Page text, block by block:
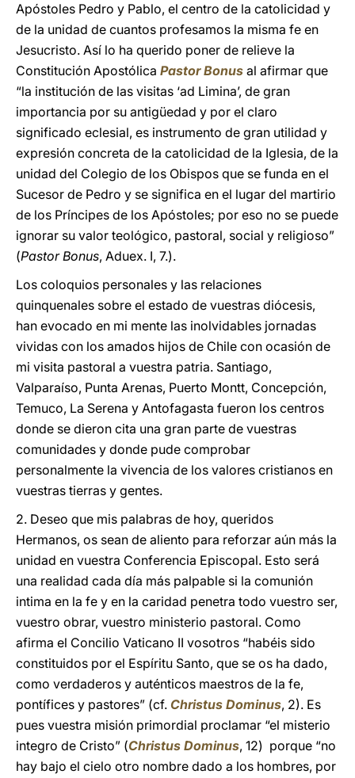
Apóstoles Pedro y Pablo, el centro de la catolicidad y
de la unidad de cuantos profesamos la misma fe en
Jesucristo. Así lo ha querido poner de relieve la
Constitución Apostólica Pastor Bonus al afirmar que
“la institución de las visitas ‘ad Limina’, de gran
importancia por su antigüedad y por el claro
significado eclesial, es instrumento de gran utilidad y
expresión concreta de la catolicidad de la Iglesia, de la
unidad del Colegio de los Obispos que se funda en el
Sucesor de Pedro y se significa en el lugar del martirio
de los Príncipes de los Apóstoles; por eso no se puede
ignorar su valor teológico, pastoral, social y religioso”
(Pastor Bonus, Aduex. I, 7.).
Los coloquios personales y las relaciones
quinquenales sobre el estado de vuestras diócesis,
han evocado en mi mente las inolvidables jornadas
vividas con los amados hijos de Chile con ocasión de
mi visita pastoral a vuestra patria. Santiago,
Valparaíso, Punta Arenas, Puerto Montt, Concepción,
Temuco, La Serena y Antofagasta fueron los centros
donde se dieron cita una gran parte de vuestras
comunidades y donde pude comprobar
personalmente la vivencia de los valores cristianos en
vuestras tierras y gentes.
2. Deseo que mis palabras de hoy, queridos
Hermanos, os sean de aliento para reforzar aún más la
unidad en vuestra Conferencia Episcopal. Esto será
una realidad cada día más palpable si la comunión
intima en la fe y en la caridad penetra todo vuestro ser,
vuestro obrar, vuestro ministerio pastoral. Como
afirma el Concilio Vaticano II vosotros “habéis sido
constituidos por el Espíritu Santo, que se os ha dado,
como verdaderos y auténticos maestros de la fe,
pontífices y pastores” (cf. Christus Dominus, 2). Es
pues vuestra misión primordial proclamar “el misterio
integro de Cristo” (Christus Dominus, 12) porque “no
hay bajo el cielo otro nombre dado a los hombres, por